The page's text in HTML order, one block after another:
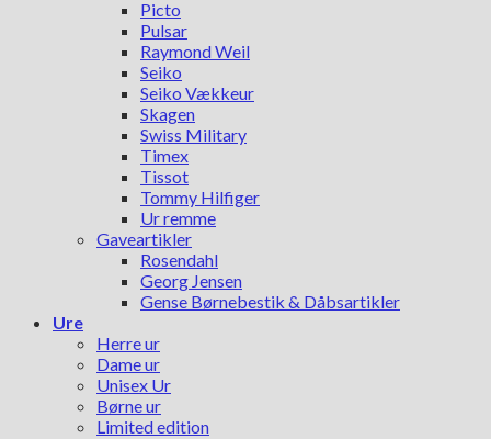
Picto
Pulsar
Raymond Weil
Seiko
Seiko Vækkeur
Skagen
Swiss Military
Timex
Tissot
Tommy Hilfiger
Ur remme
Gaveartikler
Rosendahl
Georg Jensen
Gense Børnebestik & Dåbsartikler
Ure
Herre ur
Dame ur
Unisex Ur
Børne ur
Limited edition